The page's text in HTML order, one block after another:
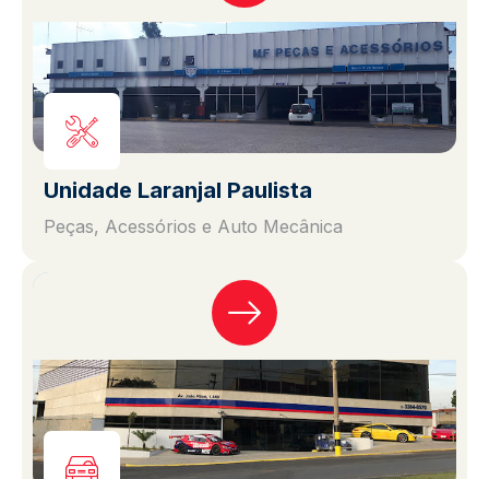
Unidade Laranjal Paulista
Peças, Acessórios e Auto Mecânica